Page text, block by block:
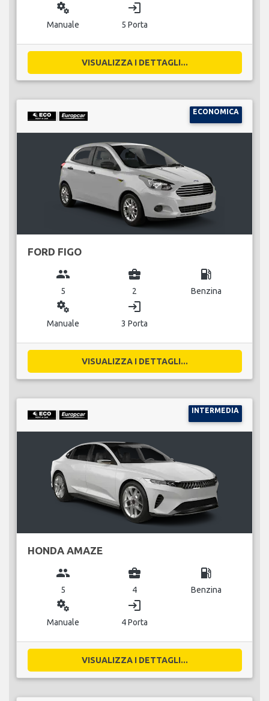
miscellaneous_services
Manuale
login
5 Porta
VISUALIZZA I DETTAGLI...
ECONOMICA
FORD FIGO
group
5
business_center
2
local_gas_station
Benzina
miscellaneous_services
Manuale
login
3 Porta
VISUALIZZA I DETTAGLI...
INTERMEDIA
HONDA AMAZE
group
5
business_center
4
local_gas_station
Benzina
miscellaneous_services
Manuale
login
4 Porta
VISUALIZZA I DETTAGLI...